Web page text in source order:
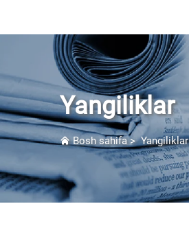
Yangiliklar
Bosh sahifa>Yangiliklar